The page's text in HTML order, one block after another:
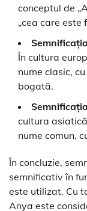
conceptul de
„cea care este
În cultura
nume clasic,
bogată.
cultura
nume comun,
În concluzie,
semnificativ în
este utilizat. Cu
Anya este